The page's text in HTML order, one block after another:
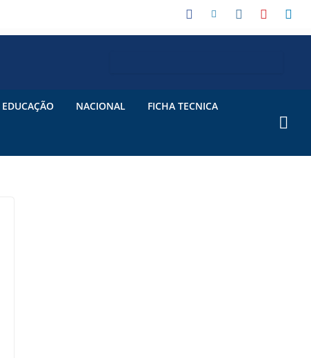
EDUCAÇÃO NACIONAL FICHA TECNICA